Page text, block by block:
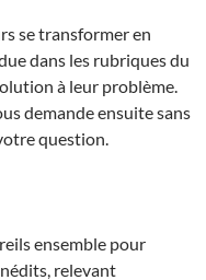
se transformer en
dans les rubriques du
à leur problème.
demande ensuite sans
question.
ensemble pour
relevant